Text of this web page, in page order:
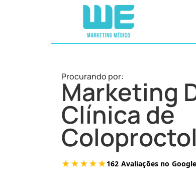
Procurando por:
Marketing
Clínica de